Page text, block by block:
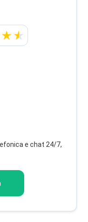
e chat 24/7,